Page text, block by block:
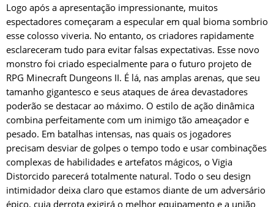
Logo após a apresentação impressionante, muitos
espectadores começaram a especular em qual bioma sombrio
esse colosso viveria. No entanto, os criadores rapidamente
esclareceram tudo para evitar falsas expectativas. Esse novo
monstro foi criado especialmente para o futuro projeto de
RPG Minecraft Dungeons II. É lá, nas amplas arenas, que seu
tamanho gigantesco e seus ataques de área devastadores
poderão se destacar ao máximo. O estilo de ação dinâmica
combina perfeitamente com um inimigo tão ameaçador e
pesado. Em batalhas intensas, nas quais os jogadores
precisam desviar de golpes o tempo todo e usar combinações
complexas de habilidades e artefatos mágicos, o Vigia
Distorcido parecerá totalmente natural. Todo o seu design
intimidador deixa claro que estamos diante de um adversário
épico, cuja derrota exigirá o melhor equipamento e a união